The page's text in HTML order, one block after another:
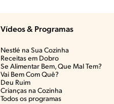
Vídeos & Programas​
Nestlé na Sua Cozinha
Receitas em Dobro
Se Alimentar Bem, Que Mal Tem?​
Vai Bem Com Quê?​
Deu Ruim​
Crianças na Cozinha​
Todos os programas